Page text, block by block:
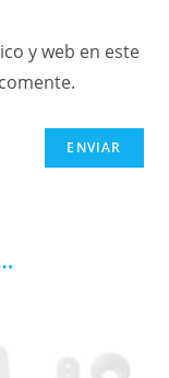
y web en este